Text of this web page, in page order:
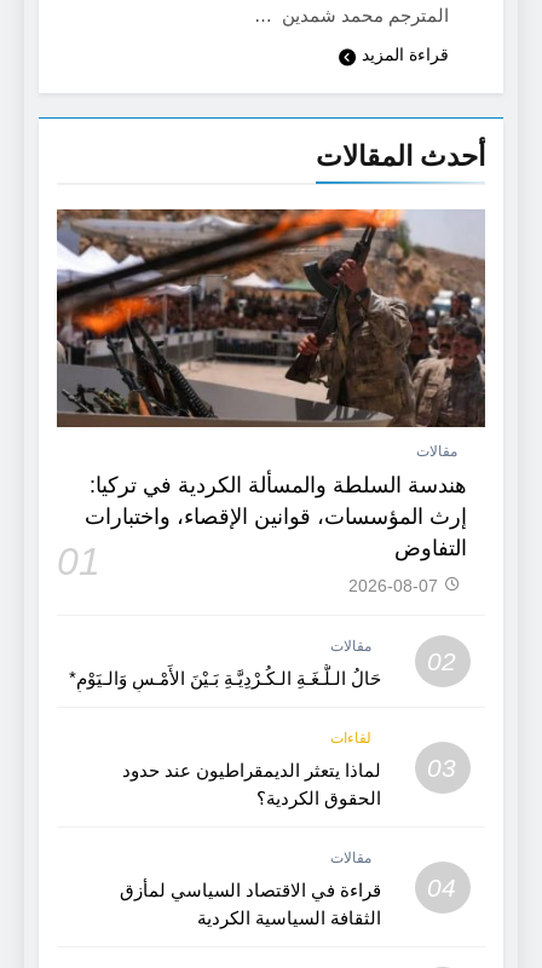
المترجم محمد شمدين …
قراءة المزيد
أحدث المقالات
مقالات
هندسة السلطة والمسألة الكردية في تركيا:
إرث المؤسسات، قوانين الإقصاء، واختبارات
التفاوض
01
2026-08-07
02
مقالات
حَالُ الـلُّـغَـةِ الـكُـرْدِيَّـةِ بَـيْنَ الأَمْـسِ وَالـيَوْمِ*
03
لقاءات
لماذا يتعثر الديمقراطيون عند حدود
الحقوق الكردية؟
04
مقالات
قراءة في الاقتصاد السياسي لمأزق
الثقافة السياسية الكردية